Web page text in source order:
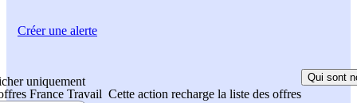
uniquement
France Travail Cette action recharge la liste des offres
Qui sont
Créer une alerte